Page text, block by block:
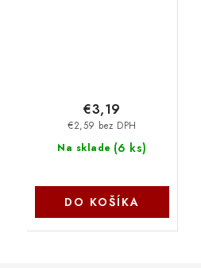
Na sklade (6 ks)
€2,59 bez DPH
€3,19
DO KOŠÍKA